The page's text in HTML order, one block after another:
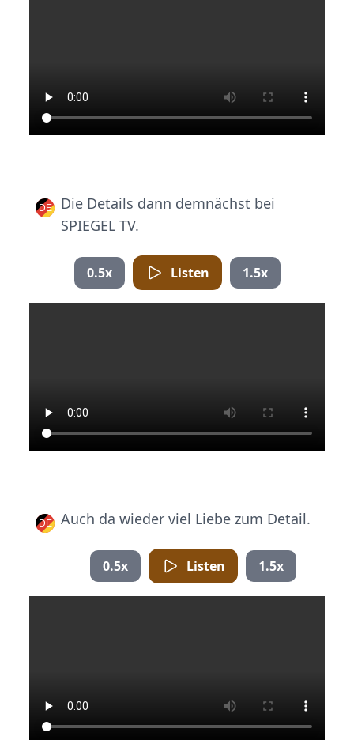
Die Details dann demnächst bei
SPIEGEL TV.
0.5x Listen 1.5x
Auch da wieder viel Liebe zum Detail.
0.5x Listen 1.5x